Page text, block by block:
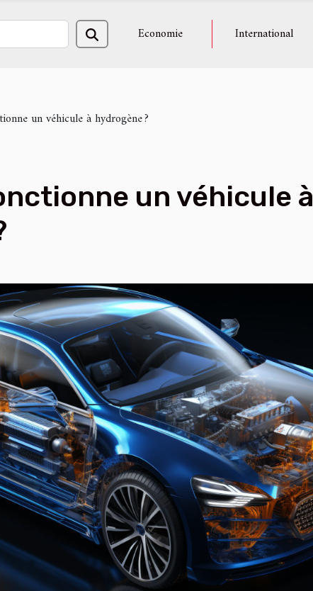
Economie International
un véhicule à hydrogène ?
un véhicule à